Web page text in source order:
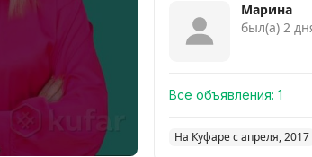
Марина
был(а) 2
Все объявления: 1
На Куфаре с апреля, 2017